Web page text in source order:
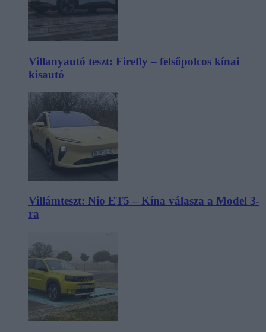
Villanyautó teszt: Firefly – felsőpolcos kínai
kisautó
Villámteszt: Nio ET5 – Kína válasza a Model 3-
ra